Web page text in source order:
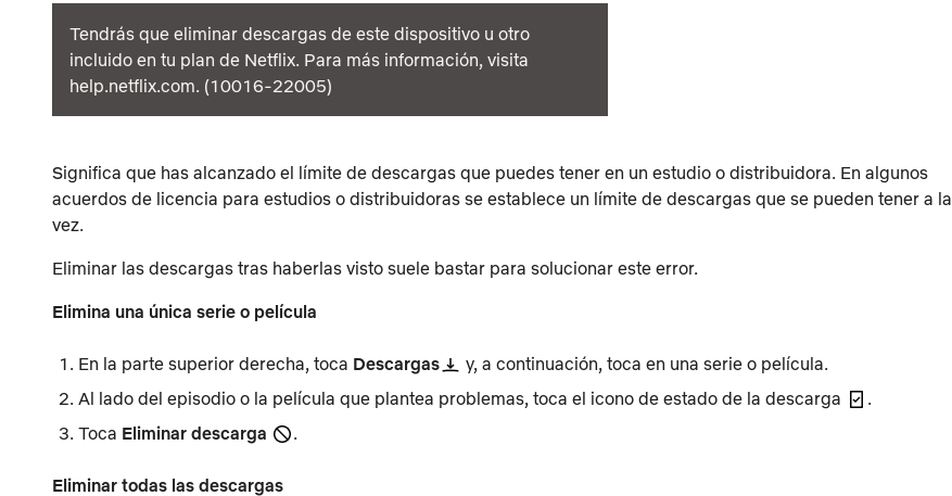
Tendrás que eliminar descargas de este dispositivo u otro
incluido en tu plan de Netflix. Para más información, visita
help.netflix.com. (10016-22005)
Significa que has alcanzado el límite de descargas que puedes tener en un estudio o distribuidora. En algunos
acuerdos de licencia para estudios o distribuidoras se establece un límite de descargas que se pueden tener a la
vez.
Eliminar las descargas tras haberlas visto suele bastar para solucionar este error.
Elimina una única serie o película
En la parte superior derecha, toca Descargas
y, a continuación, toca en una serie o película.
Al lado del episodio o la película que plantea problemas, toca el icono de estado de la descarga
.
Toca Eliminar descarga .
Eliminar todas las descargas